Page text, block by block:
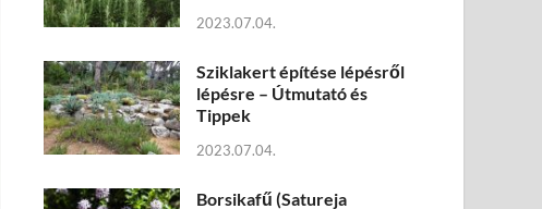
2023.07.04.
Sziklakert építése lépésről
lépésre – Útmutató és
Tippek
2023.07.04.
Borsikafű (Satureja